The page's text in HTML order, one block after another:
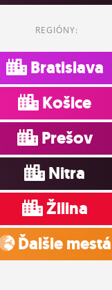
REGIÓNY:
Bratislava
Košice
Prešov
Nitra
Žilina
Ďalšie mestá